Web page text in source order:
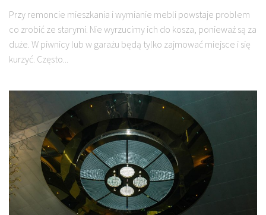
Przy remoncie mieszkania i wymianie mebli powstaje problem
co zrobić ze starymi. Nie wyrzucimy ich do kosza, ponieważ są za
duże. W piwnicy lub w garażu będą tylko zajmować miejsce i się
kurzyć. Często...